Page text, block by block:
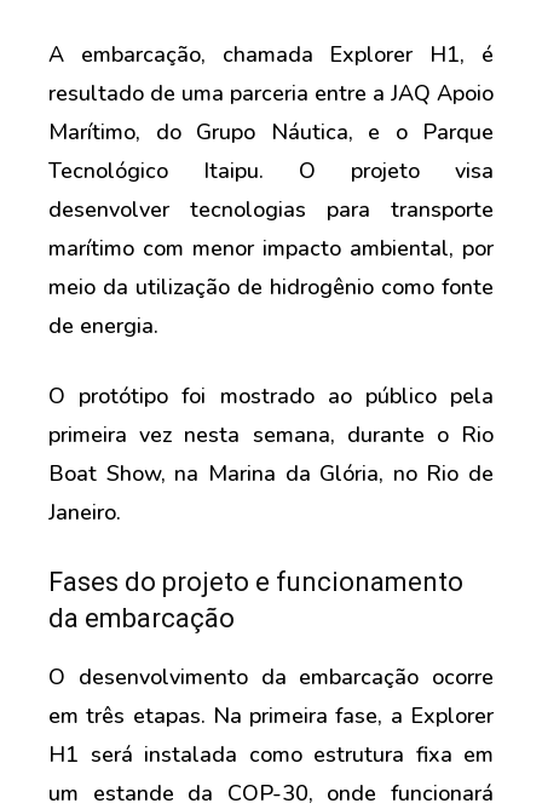
A embarcação, chamada Explorer H1, é
resultado de uma parceria entre a JAQ Apoio
Marítimo, do Grupo Náutica, e o Parque
Tecnológico Itaipu. O projeto visa
desenvolver tecnologias para transporte
marítimo com menor impacto ambiental, por
meio da utilização de hidrogênio como fonte
de energia.
O protótipo foi mostrado ao público pela
primeira vez nesta semana, durante o Rio
Boat Show, na Marina da Glória, no Rio de
Janeiro.
Fases do projeto e funcionamento
da embarcação
O desenvolvimento da embarcação ocorre
em três etapas. Na primeira fase, a Explorer
H1 será instalada como estrutura fixa em
um estande da COP-30, onde funcionará